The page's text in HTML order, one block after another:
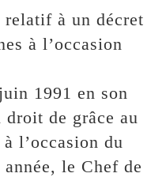
relatif à un décret
à l’occasion
1991 en son
de grâce au
l’occasion du
le Chef de